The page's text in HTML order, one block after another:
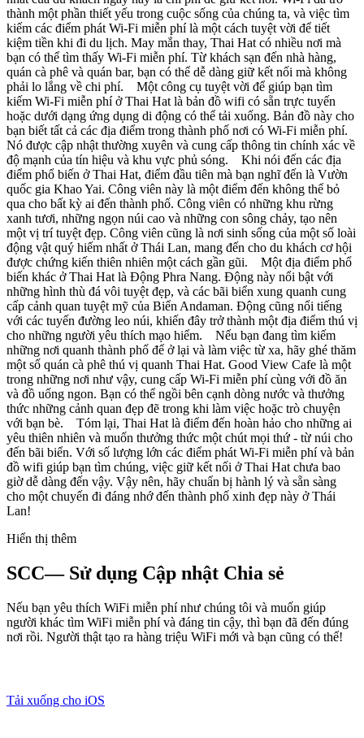
thành một phần thiết yếu trong cuộc sống của chúng ta, và việc tìm
kiếm các điểm phát Wi-Fi miễn phí là một cách tuyệt vời để tiết
kiệm tiền khi đi du lịch. May mắn thay, Thai Hat có nhiều nơi mà
bạn có thể tìm thấy Wi-Fi miễn phí. Từ khách sạn đến nhà hàng,
quán cà phê và quán bar, bạn có thể dễ dàng giữ kết nối mà không
phải lo lắng về chi phí. Một công cụ tuyệt vời để giúp bạn tìm
kiếm Wi-Fi miễn phí ở Thai Hat là bản đồ wifi có sẵn trực tuyến
hoặc dưới dạng ứng dụng di động có thể tải xuống. Bản đồ này cho
bạn biết tất cả các địa điểm trong thành phố nơi có Wi-Fi miễn phí.
Nó được cập nhật thường xuyên và cung cấp thông tin chính xác về
độ mạnh của tín hiệu và khu vực phủ sóng. Khi nói đến các địa
điểm phổ biến ở Thai Hat, điểm đầu tiên mà bạn nghĩ đến là Vườn
quốc gia Khao Yai. Công viên này là một điểm đến không thể bỏ
qua cho bất kỳ ai đến thành phố. Công viên có những khu rừng
xanh tươi, những ngọn núi cao và những con sông chảy, tạo nên
một vị trí tuyệt đẹp. Công viên cũng là nơi sinh sống của một số loài
động vật quý hiếm nhất ở Thái Lan, mang đến cho du khách cơ hội
được chứng kiến thiên nhiên một cách gần gũi. Một địa điểm phổ
biến khác ở Thai Hat là Động Phra Nang. Động này nổi bật với
những hình thù đá vôi tuyệt đẹp, và các bãi biển xung quanh cung
cấp cảnh quan tuyệt mỹ của Biển Andaman. Động cũng nổi tiếng
với các tuyến đường leo núi, khiến đây trở thành một địa điểm thú vị
cho những người yêu thích mạo hiểm. Nếu bạn đang tìm kiếm
những nơi quanh thành phố để ở lại và làm việc từ xa, hãy ghé thăm
một số quán cà phê thú vị quanh Thai Hat. Good View Cafe là một
trong những nơi như vậy, cung cấp Wi-Fi miễn phí cùng với đồ ăn
và đồ uống ngon. Bạn có thể ngồi bên cạnh dòng nước và thưởng
thức những cảnh quan đẹp đẽ trong khi làm việc hoặc trò chuyện
với bạn bè. Tóm lại, Thai Hat là điểm đến hoàn hảo cho những ai
yêu thiên nhiên và muốn thưởng thức một chút mọi thứ - từ núi cho
đến bãi biển. Với số lượng lớn các điểm phát Wi-Fi miễn phí và bản
đồ wifi giúp bạn tìm chúng, việc giữ kết nối ở Thai Hat chưa bao
giờ dễ dàng đến vậy. Vậy nên, hãy chuẩn bị hành lý và sẵn sàng
cho một chuyến đi đáng nhớ đến thành phố xinh đẹp này ở Thái
Lan!
Hiển thị thêm
SCC— Sử dụng Cập nhật Chia sẻ
Nếu bạn yêu thích WiFi miễn phí như chúng tôi và muốn giúp
người khác tìm WiFi miễn phí và đáng tin cậy, thì bạn đã đến đúng
nơi rồi. Người thật tạo ra hàng triệu WiFi mới và bạn cũng có thể!
Tải xuống cho iOS